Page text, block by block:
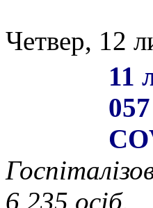
Четвер, 12
11
6 235 осіб.